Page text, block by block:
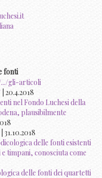
fonti
gli-articoli
| 20.4.2018
nel Fondo Luchesi della
plausibilmente
| 31.10.2018
delle fonti esistenti
timpani, conosciuta come
delle fonti dei quartetti